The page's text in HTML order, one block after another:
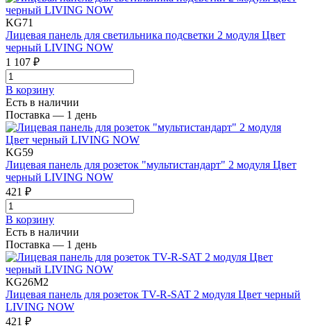
KG71
Лицевая панель для светильника подсветки 2 модуля Цвет
черный LIVING NOW
1 107 ₽
В корзинy
Есть в наличии
Поставка — 1 день
KG59
Лицевая панель для розеток "мультистандарт" 2 модуля Цвет
черный LIVING NOW
421 ₽
В корзинy
Есть в наличии
Поставка — 1 день
KG26M2
Лицевая панель для розеток TV-R-SAT 2 модуля Цвет черный
LIVING NOW
421 ₽